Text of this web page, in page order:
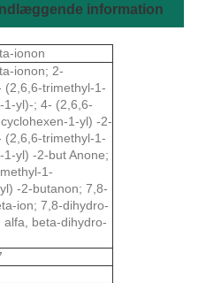
information
ionon
ionon; 2-
(2,6,6-trimethyl-1-
1-yl)-; 4- (2,6,6-
1-yl) -2-
(2,6,6-trimethyl-1-
1-yl) -2-but Anone;
1-
-2-butanon; 7,8-
ion; 7,8-dihydro-
alfa, beta-dihydro-